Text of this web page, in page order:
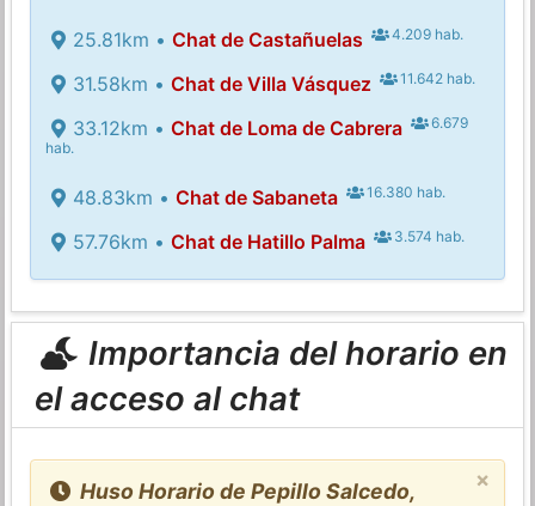
25.81km • Chat de Castañuelas 4.209 hab.
31.58km • Chat de Villa Vásquez 11.642 hab.
33.12km • Chat de Loma de Cabrera
6.679
hab.
48.83km • Chat de Sabaneta 16.380 hab.
57.76km • Chat de Hatillo Palma 3.574 hab.
Importancia del horario en
el acceso al chat
×
Huso Horario de Pepillo Salcedo,